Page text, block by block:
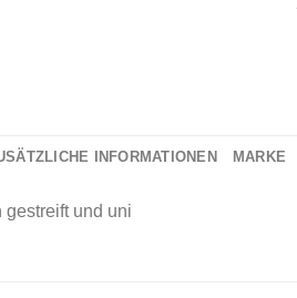
INFORMATIONEN MARKE
und uni